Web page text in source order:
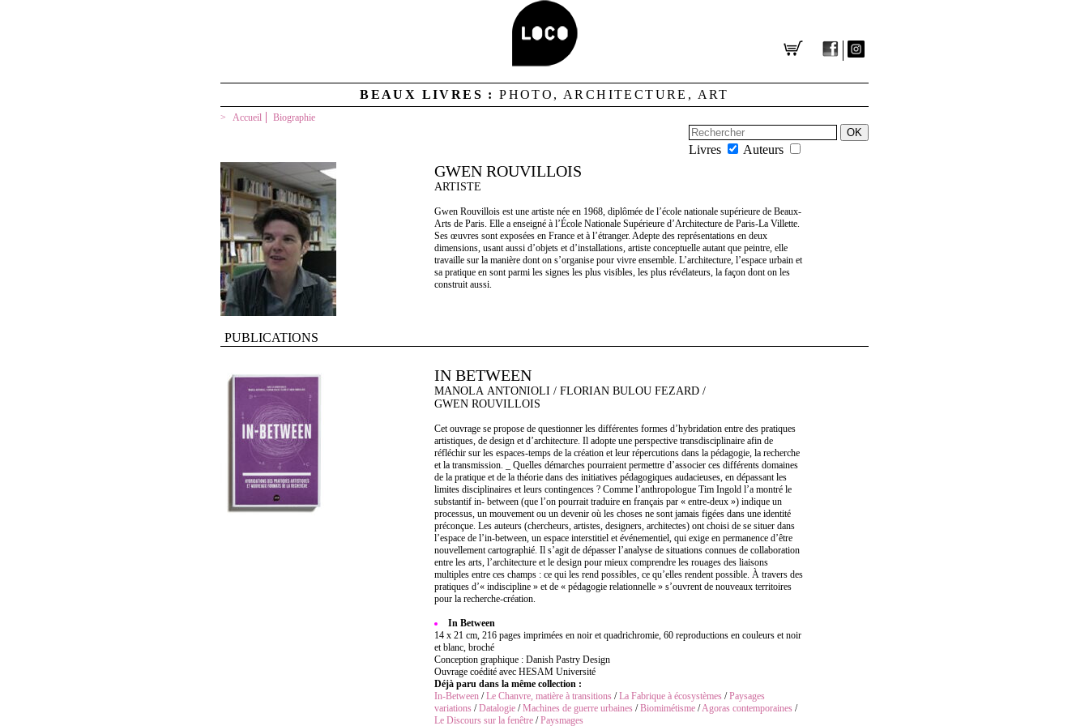
BEAUX LIVRES :PHOTO, ARCHITECTURE, ART
Accueil Biographie
Livres Auteurs
GWEN ROUVILLOIS
ARTISTE
Gwen Rouvillois est une artiste née en 1968, diplômée de l’école nationale supérieure de Beaux-
Arts de Paris. Elle a enseigné à l’École Nationale Supérieure d’Architecture de Paris-La Villette.
Ses œuvres sont exposées en France et à l’étranger. Adepte des représentations en deux
dimensions, usant aussi d’objets et d’installations, artiste conceptuelle autant que peintre, elle
travaille sur la manière dont on s’organise pour vivre ensemble. L’architecture, l’espace urbain et
sa pratique en sont parmi les signes les plus visibles, les plus révélateurs, la façon dont on les
construit aussi.
PUBLICATIONS
IN BETWEEN
MANOLA ANTONIOLI / FLORIAN BULOU FEZARD /
GWEN ROUVILLOIS
Cet ouvrage se propose de questionner les différentes formes d’hybridation entre des pratiques
artistiques, de design et d’architecture. Il adopte une perspective transdisciplinaire afin de
réfléchir sur les espaces-temps de la création et leur répercutions dans la pédagogie, la recherche
et la transmission. _ Quelles démarches pourraient permettre d’associer ces différents domaines
de la pratique et de la théorie dans des initiatives pédagogiques audacieuses, en dépassant les
limites disciplinaires et leurs contingences ? Comme l’anthropologue Tim Ingold l’a montré le
substantif in- between (que l’on pourrait traduire en français par « entre-deux ») indique un
processus, un mouvement ou un devenir où les choses ne sont jamais figées dans une identité
préconçue. Les auteurs (chercheurs, artistes, designers, architectes) ont choisi de se situer dans
l’espace de l’in-between, un espace interstitiel et événementiel, qui exige en permanence d’être
nouvellement cartographié. Il s’agit de dépasser l’analyse de situations connues de collaboration
entre les arts, l’architecture et le design pour mieux comprendre les rouages des liaisons
multiples entre ces champs : ce qui les rend possibles, ce qu’elles rendent possible. À travers des
pratiques d’« indiscipline » et de « pédagogie relationnelle » s’ouvrent de nouveaux territoires
pour la recherche-création.
In Between
14 x 21 cm, 216 pages imprimées en noir et quadrichromie, 60 reproductions en couleurs et noir
et blanc, broché
Conception graphique : Danish Pastry Design
Ouvrage coédité avec HESAM Université
Déjà paru dans la même collection :
In-Between /Le Chanvre, matière à transitions /La Fabrique à écosystèmes /Paysages
variations /Datalogie /Machines de guerre urbaines /Biomimétisme /Agoras contemporaines /
Le Discours sur la fenêtre /Paysmages